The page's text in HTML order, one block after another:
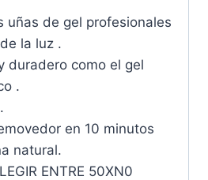
uñas de gel profesionales
la luz .
duradero como el gel
.
en 10 minutos
natural.
ENTRE 50XN0